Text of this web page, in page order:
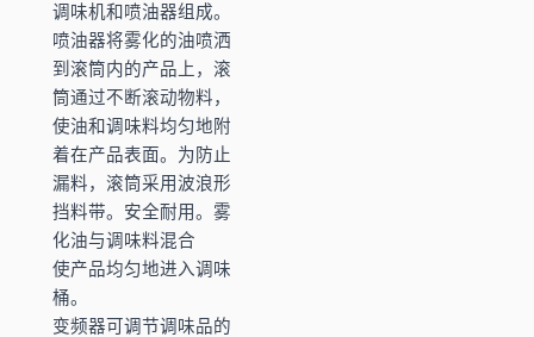
调味机和喷油器组成。
喷油器将雾化的油喷洒
到滚筒内的产品上，滚
筒通过不断滚动物料，
使油和调味料均匀地附
着在产品表面。为防止
漏料，滚筒采用波浪形
挡料带。安全耐用。雾
化油与调味料混合
使产品均匀地进入调味
桶。
变频器可调节调味品的